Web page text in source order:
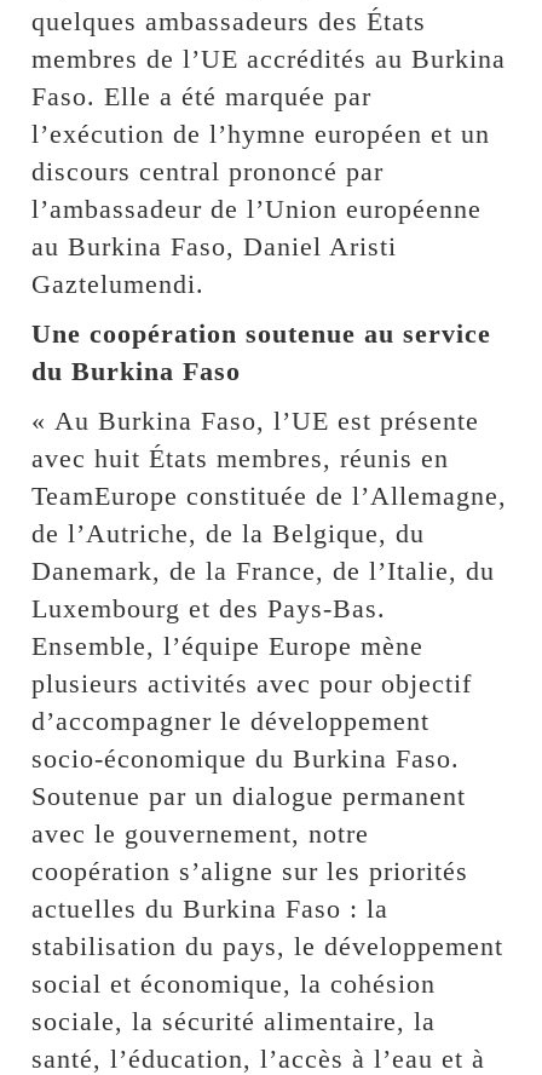
quelques ambassadeurs des États
membres de l’UE accrédités au Burkina
Faso. Elle a été marquée par
l’exécution de l’hymne européen et un
discours central prononcé par
l’ambassadeur de l’Union européenne
au Burkina Faso, Daniel Aristi
Gaztelumendi.
Une coopération soutenue au service
du Burkina Faso
« Au Burkina Faso, l’UE est présente
avec huit États membres, réunis en
TeamEurope constituée de l’Allemagne,
de l’Autriche, de la Belgique, du
Danemark, de la France, de l’Italie, du
Luxembourg et des Pays-Bas.
Ensemble, l’équipe Europe mène
plusieurs activités avec pour objectif
d’accompagner le développement
socio-économique du Burkina Faso.
Soutenue par un dialogue permanent
avec le gouvernement, notre
coopération s’aligne sur les priorités
actuelles du Burkina Faso : la
stabilisation du pays, le développement
social et économique, la cohésion
sociale, la sécurité alimentaire, la
santé, l’éducation, l’accès à l’eau et à